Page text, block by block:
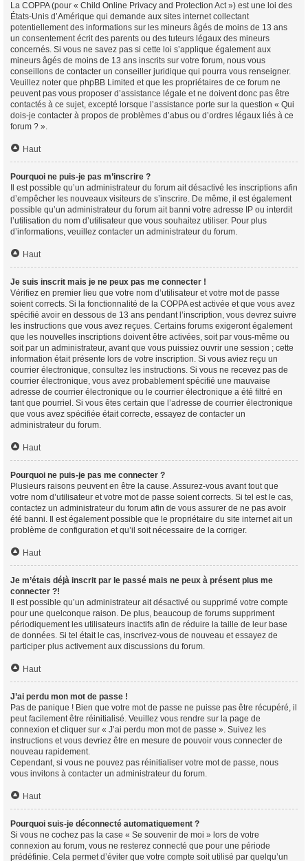
La COPPA (pour « Child Online Privacy and Protection Act ») est une loi des
États-Unis d’Amérique qui demande aux sites internet collectant
potentiellement des informations sur les mineurs âgés de moins de 13 ans
un consentement écrit des parents ou des tuteurs légaux des mineurs
concernés. Si vous ne savez pas si cette loi s’applique également aux
mineurs âgés de moins de 13 ans inscrits sur votre forum, nous vous
conseillons de contacter un conseiller juridique qui pourra vous renseigner.
Veuillez noter que phpBB Limited et que les propriétaires de ce forum ne
peuvent pas vous proposer d’assistance légale et ne doivent donc pas être
contactés à ce sujet, excepté lorsque l’assistance porte sur la question « Qui
dois-je contacter à propos de problèmes d’abus ou d’ordres légaux liés à ce
forum ? ».
Haut
Pourquoi ne puis-je pas m’inscrire ?
Il est possible qu’un administrateur du forum ait désactivé les inscriptions afin
d’empêcher les nouveaux visiteurs de s’inscrire. De même, il est également
possible qu’un administrateur du forum ait banni votre adresse IP ou interdit
l’utilisation du nom d’utilisateur que vous souhaitez utiliser. Pour plus
d’informations, veuillez contacter un administrateur du forum.
Haut
Je suis inscrit mais je ne peux pas me connecter !
Vérifiez en premier lieu que votre nom d’utilisateur et votre mot de passe
soient corrects. Si la fonctionnalité de la COPPA est activée et que vous avez
spécifié avoir en dessous de 13 ans pendant l’inscription, vous devrez suivre
les instructions que vous avez reçues. Certains forums exigeront également
que les nouvelles inscriptions doivent être activées, soit par vous-même ou
soit par un administrateur, avant que vous puissiez ouvrir une session ; cette
information était présente lors de votre inscription. Si vous aviez reçu un
courrier électronique, consultez les instructions. Si vous ne recevez pas de
courrier électronique, vous avez probablement spécifié une mauvaise
adresse de courrier électronique ou le courrier électronique a été filtré en
tant que pourriel. Si vous êtes certain que l’adresse de courrier électronique
que vous avez spécifiée était correcte, essayez de contacter un
administrateur du forum.
Haut
Pourquoi ne puis-je pas me connecter ?
Plusieurs raisons peuvent en être la cause. Assurez-vous avant tout que
votre nom d’utilisateur et votre mot de passe soient corrects. Si tel est le cas,
contactez un administrateur du forum afin de vous assurer de ne pas avoir
été banni. Il est également possible que le propriétaire du site internet ait un
problème de configuration et qu’il soit nécessaire de la corriger.
Haut
Je m’étais déjà inscrit par le passé mais ne peux à présent plus me
connecter ?!
Il est possible qu’un administrateur ait désactivé ou supprimé votre compte
pour une quelconque raison. De plus, beaucoup de forums suppriment
périodiquement les utilisateurs inactifs afin de réduire la taille de leur base
de données. Si tel était le cas, inscrivez-vous de nouveau et essayez de
participer plus activement aux discussions du forum.
Haut
J’ai perdu mon mot de passe !
Pas de panique ! Bien que votre mot de passe ne puisse pas être récupéré, il
peut facilement être réinitialisé. Veuillez vous rendre sur la page de
connexion et cliquer sur « J’ai perdu mon mot de passe ». Suivez les
instructions et vous devriez être en mesure de pouvoir vous connecter de
nouveau rapidement.
Cependant, si vous ne pouvez pas réinitialiser votre mot de passe, nous
vous invitons à contacter un administrateur du forum.
Haut
Pourquoi suis-je déconnecté automatiquement ?
Si vous ne cochez pas la case « Se souvenir de moi » lors de votre
connexion au forum, vous ne resterez connecté que pour une période
prédéfinie. Cela permet d’éviter que votre compte soit utilisé par quelqu’un